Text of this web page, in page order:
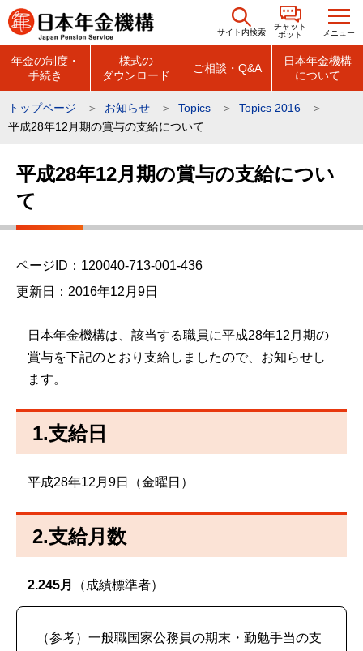
こ
の
の
サイト内検索
チャット
ボット
メニュー
年金の制度・
手続き
様式の
ダウンロード
ご相談・Q&A
日本年金機構
について
トップページ お知らせ Topics
Topics 2016
平成28年12月期の賞与の支給について
平成28年12月期の賞与の支給につい
て
ページID：120040-713-001-436
更新日：2016年12月9日
日本年金機構は、該当する職員に平成28年12月期の
賞与を下記のとおり支給しましたので、お知らせし
ます。
1.支給日
平成28年12月9日（金曜日）
2.支給月数
2.245月 （成績標準者）
（参考）一般職国家公務員の期末・勤勉手当の支